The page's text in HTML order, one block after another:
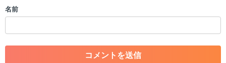
・一度削除された投稿を再び投稿すること
・アカウントの売買など金銭が絡む内容の投稿
・各ゲームのネタバレを含む内容の投稿
・その他、管理者が不適切と判断した投稿
名前